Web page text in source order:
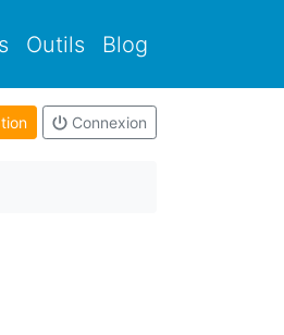
Outils Blog
Connexion